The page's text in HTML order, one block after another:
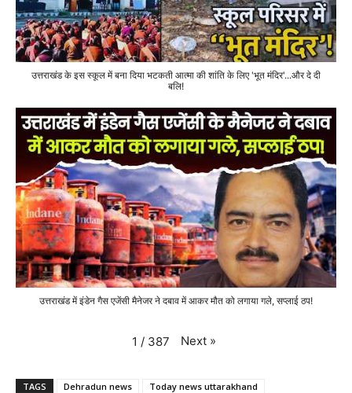
उत्तराखंड के इस स्कूल में बना दिया भटकती आत्मा की शांति के लिए 'भूत मंदिर'...और दे दी
बलि!
उत्तराखंड में इंडेन गैस एजेंसी मैनेजर ने दबाव में आकर मौत को लगाया गले, सप्लाई ठप!
1 / 387 Next »
TAGS Dehradun news Today news uttarakhand